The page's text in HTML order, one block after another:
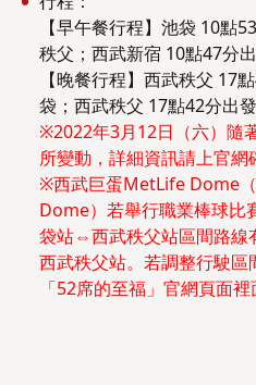
【早午餐行程】池袋 10點
秩父；西武新宿 10點47分
【晚餐行程】 西武秩父 17
袋；西武秩父 17點42分出
※2022年3月12日（六）隨
所變動，詳細資訊請上官網
※西武巨蛋MetLife Dome
Dome）若舉行職業棒球比
袋站⇔西武秩父站區間路
西武秩父站。若調整行駛
「52席的至福」官網頁面裡